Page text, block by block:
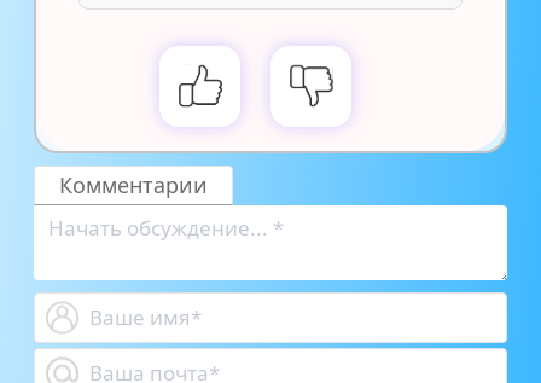
Комментарии